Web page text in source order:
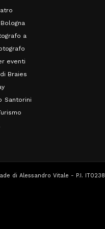
a
eventi
Braies
Santorini
di Alessandro Vitale - P.I.